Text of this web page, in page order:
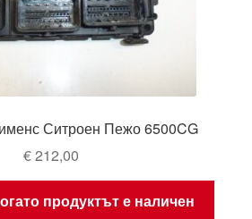
Ситроен Пежо 6500CG
€212,00
продуктът е наличен